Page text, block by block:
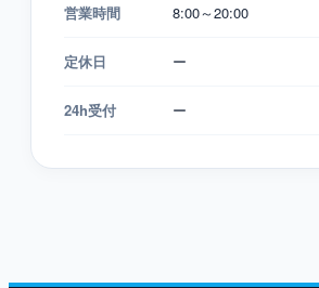
営業時間 8:00～20:00
定休日 ー
24h受付 ー